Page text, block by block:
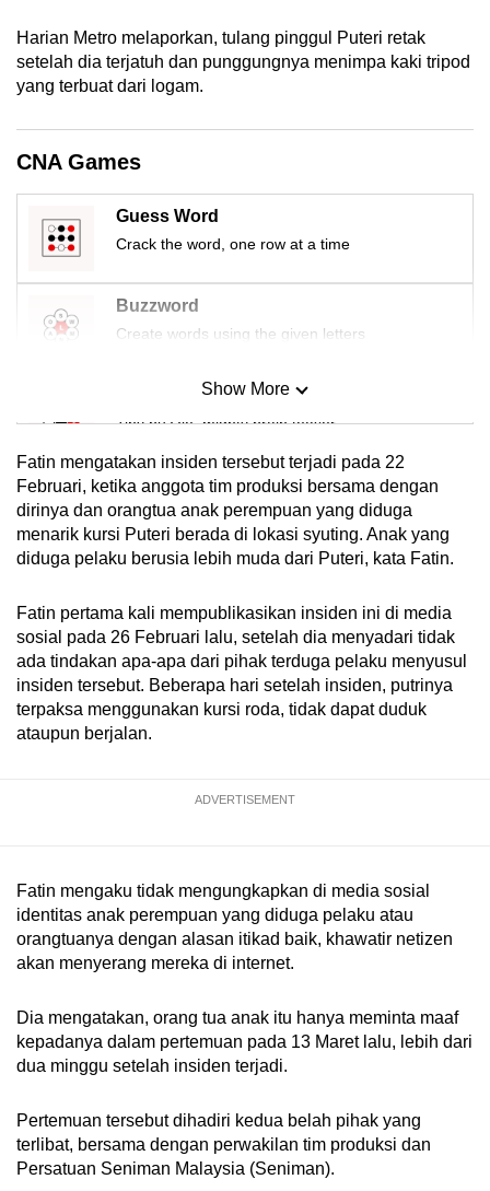
Harian Metro melaporkan, tulang pinggul Puteri retak
setelah dia terjatuh dan punggungnya menimpa kaki tripod
yang terbuat dari logam.
CNA Games
Guess Word
Crack the word, one row at a time
Buzzword
Create words using the given letters
Mini Sudoku
Tiny puzzle, mighty brain teaser
Mini Crossword
Small grid, big challenge
Spot as many words as you can
Show More
Show Less
Fatin mengatakan insiden tersebut terjadi pada 22
Februari, ketika anggota tim produksi bersama dengan
dirinya dan orangtua anak perempuan yang diduga
menarik kursi Puteri berada di lokasi syuting. Anak yang
diduga pelaku berusia lebih muda dari Puteri, kata Fatin.
Fatin pertama kali mempublikasikan insiden ini di media
sosial pada 26 Februari lalu, setelah dia menyadari tidak
ada tindakan apa-apa dari pihak terduga pelaku menyusul
insiden tersebut. Beberapa hari setelah insiden, putrinya
terpaksa menggunakan kursi roda, tidak dapat duduk
ataupun berjalan.
ADVERTISEMENT
Fatin mengaku tidak mengungkapkan di media sosial
identitas anak perempuan yang diduga pelaku atau
orangtuanya dengan alasan itikad baik, khawatir netizen
akan menyerang mereka di internet.
Dia mengatakan, orang tua anak itu hanya meminta maaf
kepadanya dalam pertemuan pada 13 Maret lalu, lebih dari
dua minggu setelah insiden terjadi.
Pertemuan tersebut dihadiri kedua belah pihak yang
terlibat, bersama dengan perwakilan tim produksi dan
Persatuan Seniman Malaysia (Seniman).
Upgraded
but
still
Contact